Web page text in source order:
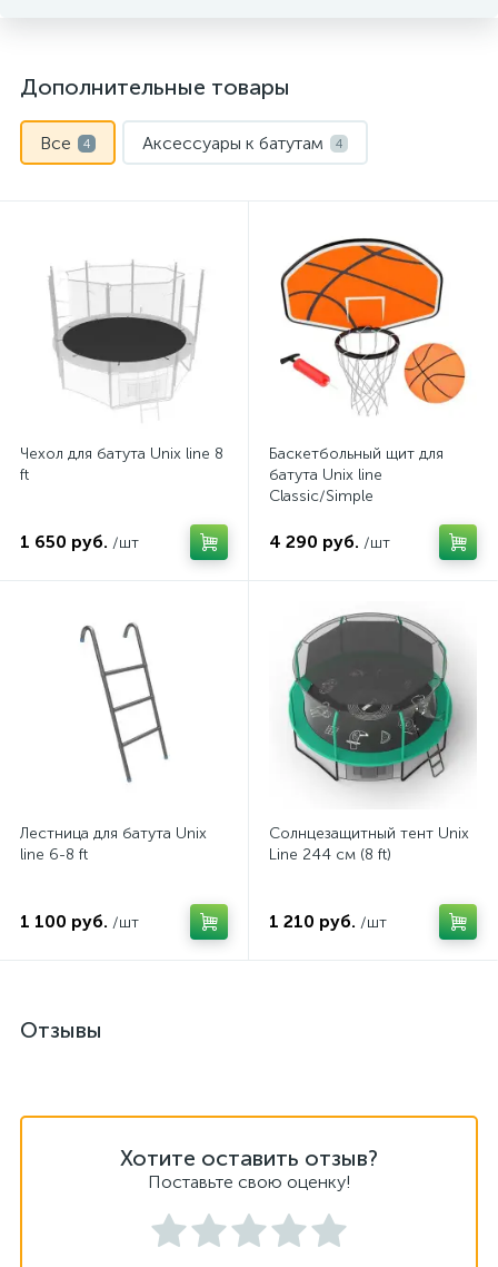
Дополнительные товары
Все 4 Аксессуары к батутам 4
Чехол для батута Unix line 8
ft
1 650 руб. /шт
Баскетбольный щит для
батута Unix line
Classic/Simple
4 290 руб. /шт
Лестница для батута Unix
line 6-8 ft
1 100 руб. /шт
Солнцезащитный тент Unix
Line 244 см (8 ft)
1 210 руб. /шт
Отзывы
Хотите оставить отзыв?
Поставьте свою оценку!